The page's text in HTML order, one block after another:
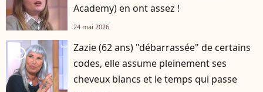
Academy) en ont assez !
24 mai 2026
player2
Zazie (62 ans) "débarrassée" de certains
codes, elle assume pleinement ses
cheveux blancs et le temps qui passe